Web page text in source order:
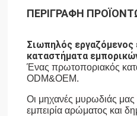
ΠΕΡΙΓΡΑΦΉ
Σιωπηλός εργαζόμενος
καταστήματα
Ένας πρωτοποριακός
ODM&OEM.
Οι μηχανές μυρωδιάς
εμπειρία αρώματος και